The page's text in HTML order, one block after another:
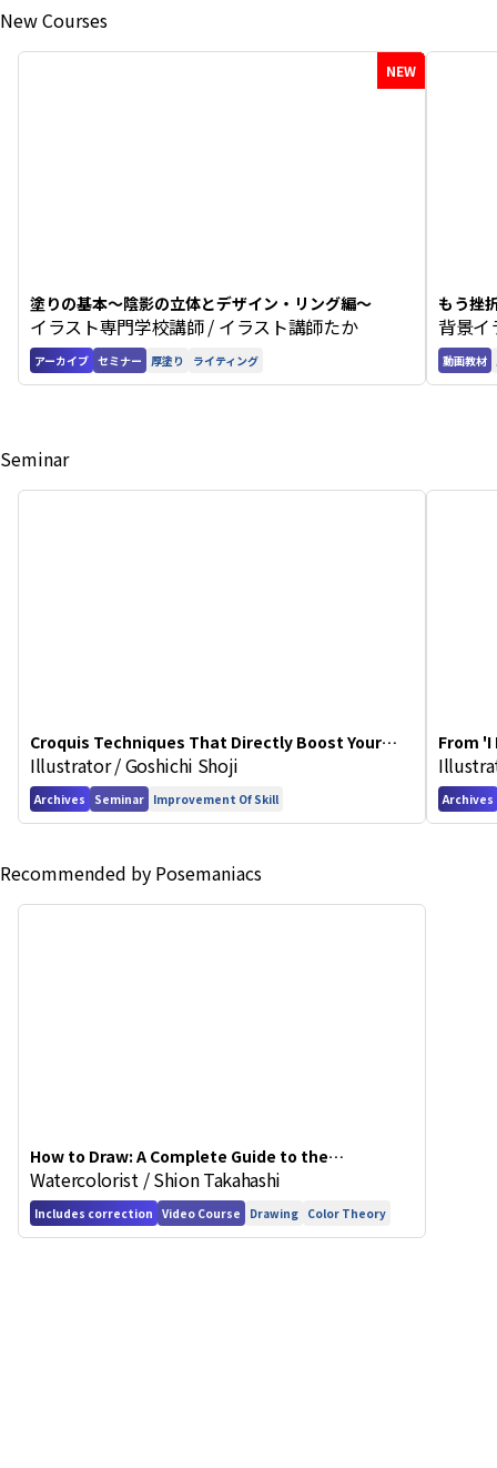
New Courses
塗りの基本〜陰影の立体とデザイン・リング編〜
イラスト専門学校講師 / イラスト講師たか
アーカイブ セミナー 厚塗り ライティング
NEW
もう挫
背景イ
動画教材
Seminar
Croquis Techniques That Directly Boost Your
Illustration Skills
Illustrator / Goshichi Shoji
Archives Seminar Improvement Of Skill
From 'I
in Art
Archives
Recommended by Posemaniacs
How to Draw: A Complete Guide to the
Fundamentals of Improving Your Art
Watercolorist / Shion Takahashi
Includes correction Video Course Drawing Color Theory